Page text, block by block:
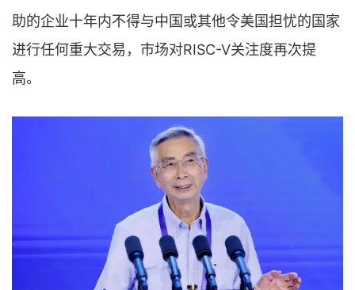
助的企业十年内不得与中国或其他令美国担忧的国家
进行任何重大交易，市场对RISC-V关注度再次提
高。